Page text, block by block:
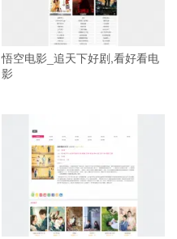
悟空电影_追天下好剧,看好看电
影